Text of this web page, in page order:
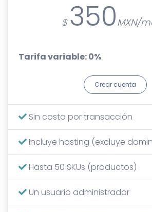
350
Tarifa variable: 0%
Crear cuenta
Sin costo por transacción
Incluye hosting (excluye
Hasta 50 SKUs (productos)
Un usuario administrador